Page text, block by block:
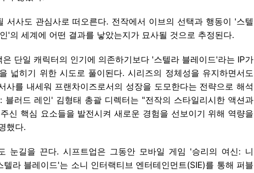
서사도 관심사로 떠오른다. 전작에서 이브의 선택과 행동이 '스텔
'의 세계에 어떤 결과를 낳았는지가 묘사될 것으로 추정된다.
단일 캐릭터의 인기에 의존하기보다 '스텔라 블레이드'라는 IP가
넓히기 위한 시도로 풀이된다. 시리즈의 정체성을 유지하면서도
사를 내세워 프랜차이즈로서의 성장을 도모한다는 전략으로 해석
블러드 레인' 김형태 총괄 디렉터는 "전작의 스타일리시한 액션과
신 핵심 요소들을 발전시켜 새로운 경험을 선보이기 위해 역량을
했다.
눈길을 끈다. 시프트업은 그동안 모바일 게임 '승리의 여신: 니
라 블레이드'는 소니 인터랙티브 엔터테인먼트(SIE)를 통해 퍼블